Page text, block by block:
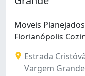
Saco Grande (1)
Vargem Grande
Vargem do Bom
Moveis
Florianópolis Cozin
Estrada
Vargem